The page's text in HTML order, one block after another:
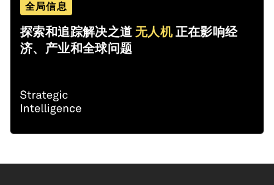
全局信息
探索和追踪解决之道 无人机正在影响经
济、产业和全球问题